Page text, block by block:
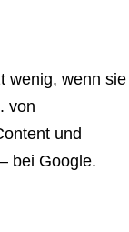
wenig, wenn sie
von
und
bei Google.